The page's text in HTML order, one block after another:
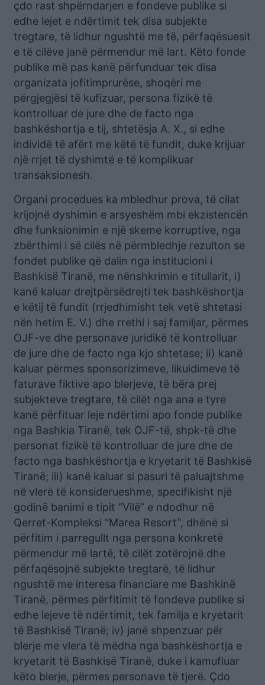
çdo rast shpërndarjen e fondeve publike si
edhe lejet e ndërtimit tek disa subjekte
tregtare, të lidhur ngushtë me të, përfaqësuesit
e të cilëve janë përmendur më lart. Këto fonde
publike më pas kanë përfunduar tek disa
organizata jofitimprurëse, shoqëri me
përgjegjësi të kufizuar, persona fizikë të
kontrolluar de jure dhe de facto nga
bashkëshortja e tij, shtetësja A. X., si edhe
individë të afërt me këtë të fundit, duke krijuar
një rrjet të dyshimtë e të komplikuar
transaksionesh.
Organi procedues ka mbledhur prova, të cilat
krijojnë dyshimin e arsyeshëm mbi ekzistencën
dhe funksionimin e një skeme korruptive, nga
zbërthimi i së cilës në përmbledhje rezulton se
fondet publike që dalin nga institucioni i
Bashkisë Tiranë, me nënshkrimin e titullarit, i)
kanë kaluar drejtpërsëdrejti tek bashkëshortja
e këtij të fundit (rrjedhimisht tek vetë shtetasi
nën hetim E. V.) dhe rrethi i saj familjar, përmes
OJF-ve dhe personave juridikë të kontrolluar
de jure dhe de facto nga kjo shtetase; ii) kanë
kaluar përmes sponsorizimeve, likuidimeve të
faturave fiktive apo blerjeve, të bëra prej
subjekteve tregtare, të cilët nga ana e tyre
kanë përfituar leje ndërtimi apo fonde publike
nga Bashkia Tiranë, tek OJF-të, shpk-të dhe
personat fizikë të kontrolluar de jure dhe de
facto nga bashkëshortja e kryetarit të Bashkisë
Tiranë; iii) kanë kaluar si pasuri të paluajtshme
në vlerë të konsiderueshme, specifikisht një
godinë banimi e tipit “Vilë” e ndodhur në
Qerret-Kompleksi “Marea Resort”, dhënë si
përfitim i parregullt nga persona konkretë
përmendur më lartë, të cilët zotërojnë dhe
përfaqësojnë subjekte tregtarë, të lidhur
ngushtë me interesa financiare me Bashkinë
Tiranë, përmes përfitimit të fondeve publike si
edhe lejeve të ndërtimit, tek familja e kryetarit
të Bashkisë Tiranë; iv) janë shpenzuar për
blerje me vlera të mëdha nga bashkëshortja e
kryetarit të Bashkisë Tiranë, duke i kamufluar
këto blerje, përmes personave të tjerë. Çdo